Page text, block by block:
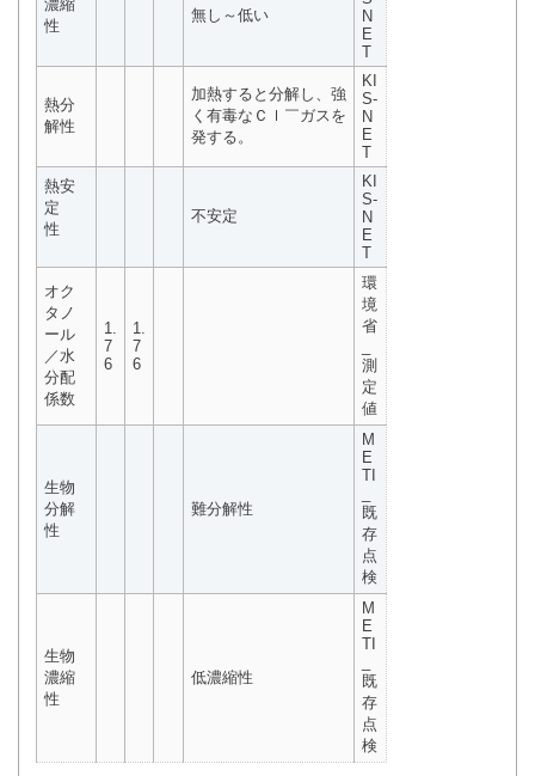
濃縮
性
無し～低い
N
E
T
熱分
解性
加熱すると分解し、強
く有毒なＣｌ￣ガスを
発する。
KI
S-
N
E
T
熱安
定
性
不安定
KI
S-
N
E
T
オク
タノ
ール
／水
分配
係数
1.
7
6
1.
7
6
環
境
省
測
定
値
生物
分解
性
難分解性
M
E
TI
既
存
点
検
生物
濃縮
性
低濃縮性
M
E
TI
既
存
点
検